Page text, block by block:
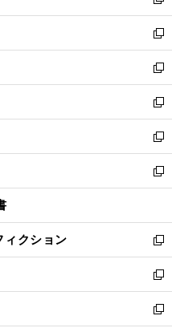
開
く
ウ
で
開
く
し
い
ウ
ィ
ン
ド
ウ
で
開
く
新
し
い
ウ
ィ
ン
ド
ウ
で
開
新
し
い
ウ
ィ
ン
ド
ウ
開
く
新
し
い
ウ
ィ
ン
ウ
で
開
く
新
し
い
ウ
ン
ド
ウ
で
開
く
新
し
ウ
ィ
ン
ド
ウ
で
開
ィクション
新
し
い
ウ
ィ
ン
新
し
い
ウ
新
し